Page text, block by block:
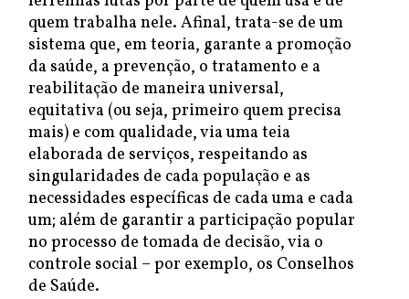
quem trabalha nele. Afinal, trata-se de um
sistema que, em teoria, garante a promoção
da saúde, a prevenção, o tratamento e a
reabilitação de maneira universal,
equitativa (ou seja, primeiro quem precisa
mais) e com qualidade, via uma teia
elaborada de serviços, respeitando as
singularidades de cada população e as
necessidades específicas de cada uma e cada
um; além de garantir a participação popular
no processo de tomada de decisão, via o
controle social – por exemplo, os Conselhos
de Saúde.